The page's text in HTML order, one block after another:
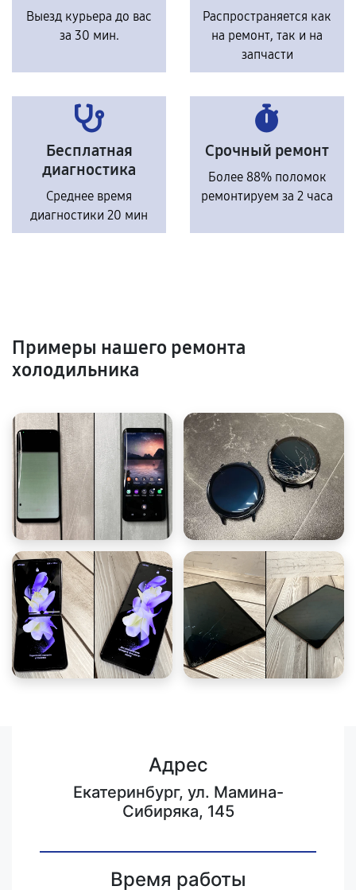
Выезд курьера до вас
за 30 мин.
Распространяется как
на ремонт, так и на
запчасти
Бесплатная
диагностика
Среднее время
диагностики 20 мин
Срочный ремонт
Более 88% поломок
ремонтируем за 2 часа
Примеры нашего ремонта
холодильника
Адрес
Екатеринбург, ул. Мамина-
Сибиряка, 145
Время работы